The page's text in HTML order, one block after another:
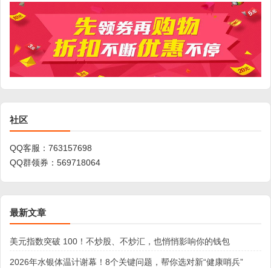
社区
QQ客服： 763157698
QQ群领券： 569718064
最新文章
美元指数突破 100！不炒股、不炒汇，也悄悄影响你的钱包
2026年水银体温计谢幕！8个关键问题，帮你选对新“健康哨兵”